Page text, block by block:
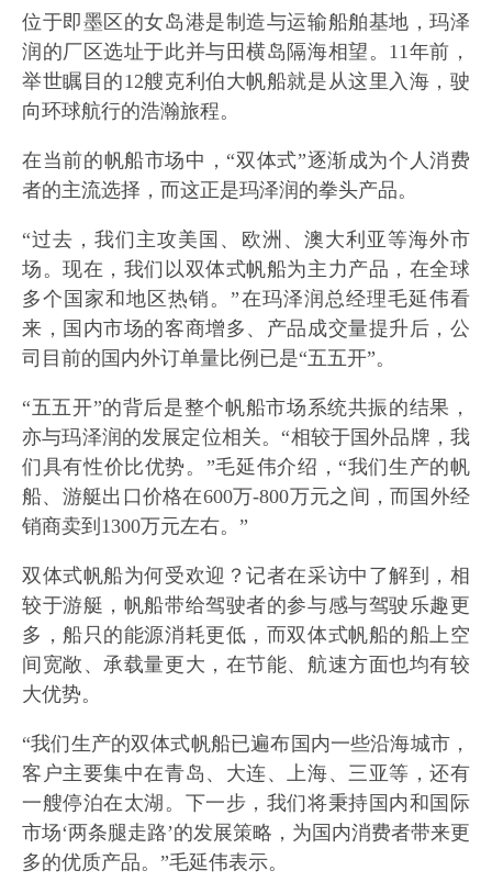
位于即墨区的女岛港是制造与运输船舶基地，玛泽
润的厂区选址于此并与田横岛隔海相望。11年前，
举世瞩目的12艘克利伯大帆船就是从这里入海，驶
向环球航行的浩瀚旅程。
在当前的帆船市场中，“双体式”逐渐成为个人消费
者的主流选择，而这正是玛泽润的拳头产品。
“过去，我们主攻美国、欧洲、澳大利亚等海外市
场。现在，我们以双体式帆船为主力产品，在全球
多个国家和地区热销。”在玛泽润总经理毛延伟看
来，国内市场的客商增多、产品成交量提升后，公
司目前的国内外订单量比例已是“五五开”。
“五五开”的背后是整个帆船市场系统共振的结果，
亦与玛泽润的发展定位相关。“相较于国外品牌，我
们具有性价比优势。”毛延伟介绍，“我们生产的帆
船、游艇出口价格在600万-800万元之间，而国外经
销商卖到1300万元左右。”
双体式帆船为何受欢迎？记者在采访中了解到，相
较于游艇，帆船带给驾驶者的参与感与驾驶乐趣更
多，船只的能源消耗更低，而双体式帆船的船上空
间宽敞、承载量更大，在节能、航速方面也均有较
大优势。
“我们生产的双体式帆船已遍布国内一些沿海城市，
客户主要集中在青岛、大连、上海、三亚等，还有
一艘停泊在太湖。下一步，我们将秉持国内和国际
市场‘两条腿走路’的发展策略，为国内消费者带来更
多的优质产品。”毛延伟表示。